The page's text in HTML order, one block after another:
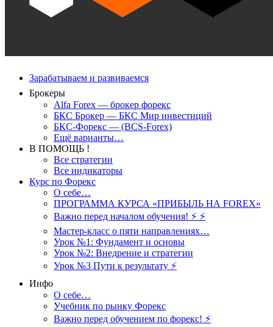
Зарабатываем и развиваемся
Брокеры
Alfa Forex — брокер форекс
БКС Брокер — БКС Мир инвестиций
БКС-Форекс — (BCS-Forex)
Ещё варианты…
В ПОМОЩЬ !
Все стратегии
Все индикаторы
Курс по Форекс
О себе…
ПРОГРАММА КУРСА «ПРИБЫЛЬ НА FOREX»
Важно перед началом обучения! ⚡ ⚡
Мастер-класс о пяти направлениях…
Урок №1: Фундамент и основы
Урок №2: Внедрение и стратегии
Урок №3 Пути к результату ⚡️
Инфо
О себе…
Учебник по рынку Форекс
Важно перед обучением по форекс! ⚡